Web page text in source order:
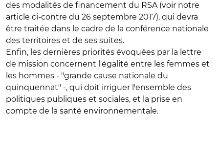
des modalités de financement du RSA (voir notre
article ci-contre du 26 septembre 2017), qui devra
être traitée dans le cadre de la conférence nationale
des territoires et de ses suites.
Enfin, les dernières priorités évoquées par la lettre
de mission concernent l'égalité entre les femmes et
les hommes - "grande cause nationale du
quinquennat" -, qui doit irriguer l'ensemble des
politiques publiques et sociales, et la prise en
compte de la santé environnementale.